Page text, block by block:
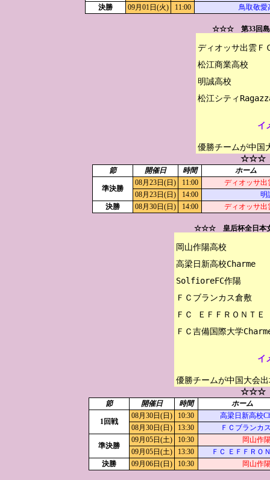
決勝
09月01日(火) 11:00 鳥取敬愛
☆☆☆ 第33回島
ディオッサ出雲Ｆ
松江商業高校
明誠高校
イ
優勝チームが中国
☆☆☆
節 開催日 時間 ホーム
準決勝
08月23日(日) 11:00
ディオッサ出
08月23日(日)
14:00
明
決勝
08月30日(日) 14:00 ディオッサ出
☆☆☆ 皇后杯全日本
岡山作陽高校
高梁日新高校Charme
SolfioreFC作陽
ＦＣブランカス倉敷
ＦＣ ＥＦＦＲＯＮＴＥ
イ
優勝チームが中国大会
☆☆☆
節 開催日 時間 ホーム
1回戦
08月30日(日) 10:30
高梁日新高校
08月30日(日)
13:30 ＦＣブランカ
準決勝
09月05日(土) 10:30
岡山作
09月05日(土)
13:30
ＦＣ ＥＦＦＲＯ
決勝
09月06日(日) 10:30 岡山作